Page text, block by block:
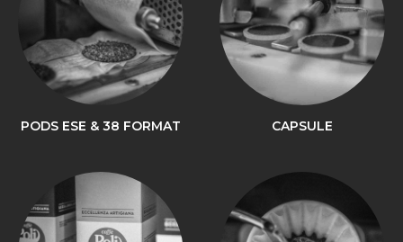
PODS ESE & 38 FORMAT CAPSULE